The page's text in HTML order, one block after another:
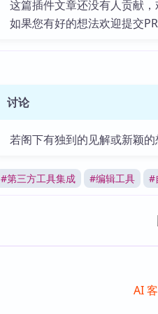
这篇插件文章还没有人贡献，
如果您有好的想法欢迎提交PR
讨论
若阁下有独到的见解或新颖
#第三方工具集成 #编辑工具 #
AI